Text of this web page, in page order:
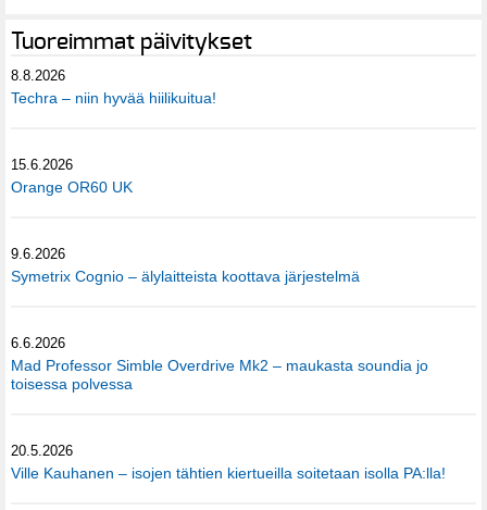
Tuoreimmat päivitykset
8.8.2026
Techra – niin hyvää hiilikuitua!
15.6.2026
Orange OR60 UK
9.6.2026
Symetrix Cognio – älylaitteista koottava järjestelmä
6.6.2026
Mad Professor Simble Overdrive Mk2 – maukasta soundia jo
toisessa polvessa
20.5.2026
Ville Kauhanen – isojen tähtien kiertueilla soitetaan isolla PA:lla!